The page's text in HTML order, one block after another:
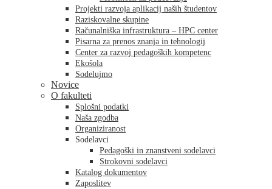
Projekti razvoja aplikacij naših študentov
Raziskovalne skupine
Računalniška infrastruktura – HPC center
Pisarna za prenos znanja in tehnologij
Center za razvoj pedagoških kompetenc
Ekošola
Sodelujmo
Novice
O fakulteti
Splošni podatki
Naša zgodba
Organiziranost
Sodelavci
Pedagoški in znanstveni sodelavci
Strokovni sodelavci
Katalog dokumentov
Zaposlitev